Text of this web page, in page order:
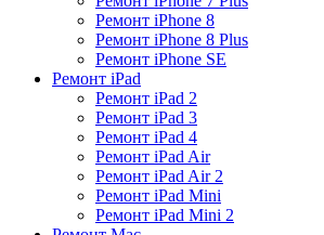
Ремонт iPhone 8
Ремонт iPhone 8 Plus
Ремонт iPhone SE
Ремонт iPad
Ремонт iPad 2
Ремонт iPad 3
Ремонт iPad 4
Ремонт iPad Air
Ремонт iPad Air 2
Ремонт iPad Mini
Ремонт iPad Mini 2